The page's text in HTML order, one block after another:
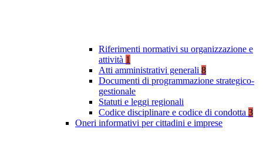
Riferimenti normativi su organizzazione e
attività 1
Atti amministrativi generali 8
Documenti di programmazione strategico-
gestionale
Statuti e leggi regionali
Codice disciplinare e codice di condotta 3
Oneri informativi per cittadini e imprese